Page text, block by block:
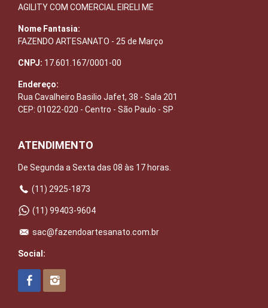
AGILITY COM COMERCIAL EIRELI ME
Nome Fantasia:
FAZENDO ARTESANATO - 25 de Março
CNPJ: 17.601.167/0001-00
Endereço:
Rua Cavalheiro Basilio Jafet, 38 - Sala 201
CEP: 01022-020 - Centro - São Paulo - SP
ATENDIMENTO
De Segunda a Sexta das 08 às 17 horas.
(11) 2925-1873
(11) 99403-9604
sac@fazendoartesanato.com.br
Social: